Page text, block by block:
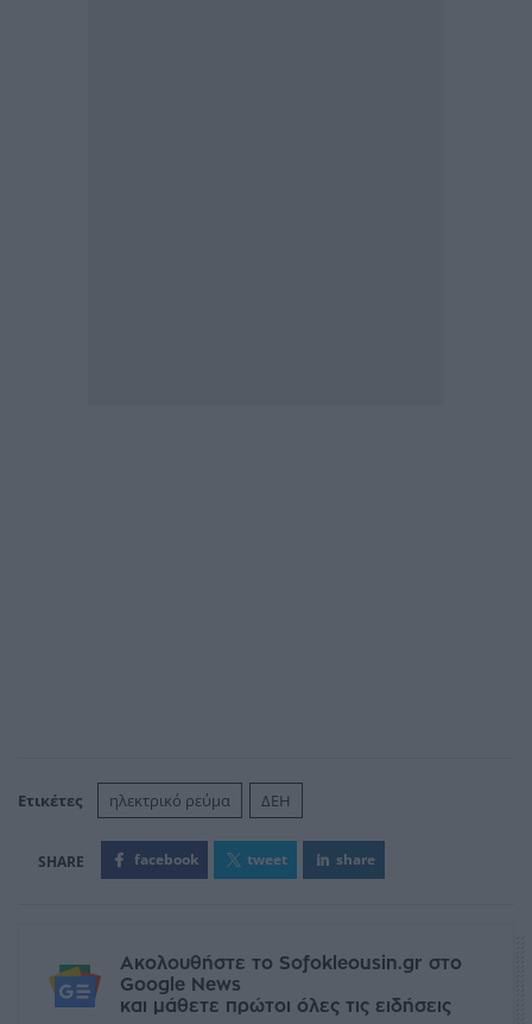
Ετικέτες ηλεκτρικό ρεύμα ΔΕΗ
facebook tweet share
Ακολουθήστε το Sofokleousin.gr στο
Google News
και μάθετε πρώτοι όλες τις ειδήσεις